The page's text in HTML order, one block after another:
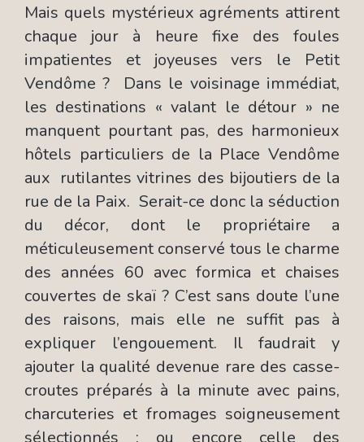
Mais quels mystérieux agréments attirent
chaque jour à heure fixe des foules
impatientes et joyeuses vers le Petit
Vendôme ? Dans le voisinage immédiat,
les destinations « valant le détour » ne
manquent pourtant pas, des harmonieux
hôtels particuliers de la Place Vendôme
aux rutilantes vitrines des bijoutiers de la
rue de la Paix. Serait-ce donc la séduction
du décor, dont le propriétaire a
méticuleusement conservé tous le charme
des années 60 avec formica et chaises
couvertes de skaï ? C’est sans doute l’une
des raisons, mais elle ne suffit pas à
expliquer l’engouement. Il faudrait y
ajouter la qualité devenue rare des casse-
croutes préparés à la minute avec pains,
charcuteries et fromages soigneusement
sélectionnés ; ou encore celle des